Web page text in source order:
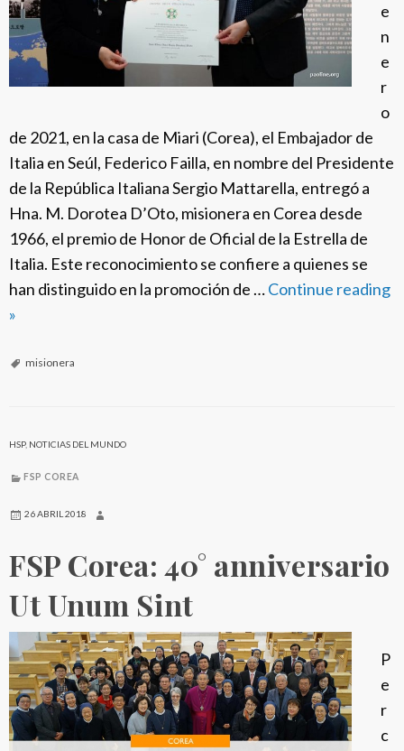
e
n
e
r
o
de 2021, en la casa de Miari (Corea), el Embajador de
Italia en Seúl, Federico Failla, en nombre del Presidente
de la República Italiana Sergio Mattarella, entregó a
Hna. M. Dorotea D’Oto, misionera en Corea desde
1966, el premio de Honor de Oficial de la Estrella de
Italia. Este reconocimiento se confiere a quienes se
han distinguido en la promoción de …Continue reading
P
e
o
i
a
l
d
e
l
a
E
»
misionera
HSP, NOTICIAS DEL MUNDO
FSP COREA
26 ABRIL 2018
FSP Corea: 40° anniversario
Ut Unum Sint
P
e
r
c